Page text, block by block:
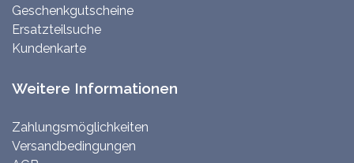
Geschenkgutscheine
Ersatzteilsuche
Kundenkarte
Weitere Informationen
Zahlungsmöglichkeiten
Versandbedingungen